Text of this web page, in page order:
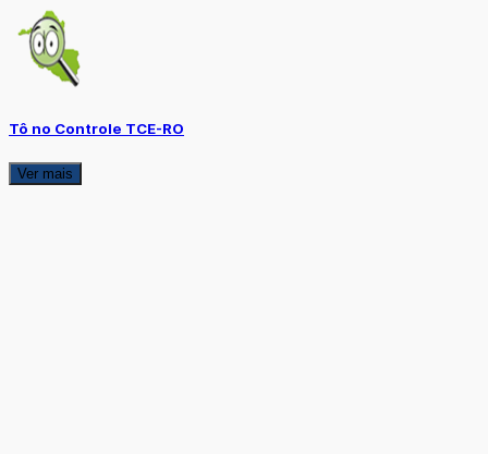
Tô no Controle TCE-RO
Ver mais